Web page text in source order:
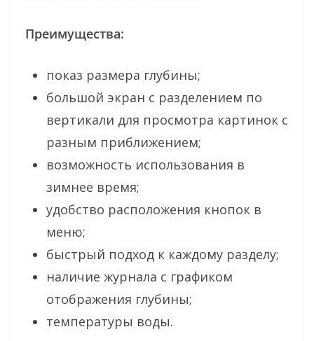
Преимущества:
показ размера глубины;
большой экран с разделением по
вертикали для просмотра картинок с
разным приближением;
возможность использования в
зимнее время;
удобство расположения кнопок в
меню;
быстрый подход к каждому разделу;
наличие журнала с графиком
отображения глубины;
температуры воды.